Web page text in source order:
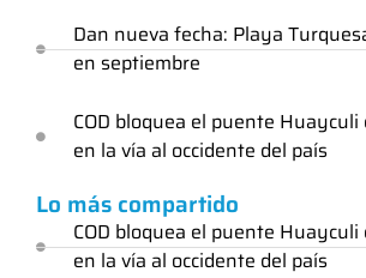
Dan nueva fecha: Playa
en septiembre
COD bloquea el puente Huayculi
en la vía al occidente del país
Lo más compartido
COD bloquea el puente Huayculi
en la vía al occidente del país